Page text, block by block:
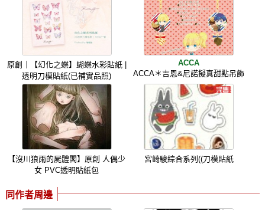
原創｜【幻化之蝶】蝴蝶水彩貼紙 |
透明刀模貼紙(已補實品照)
ACCA
ACCA＊吉恩&尼諾擬真甜點吊飾
【沒川狼雨的屍體閣】原創 人偶少
女 PVC透明貼紙包
宮崎駿綜合系列((刀模貼紙
同作者周邊